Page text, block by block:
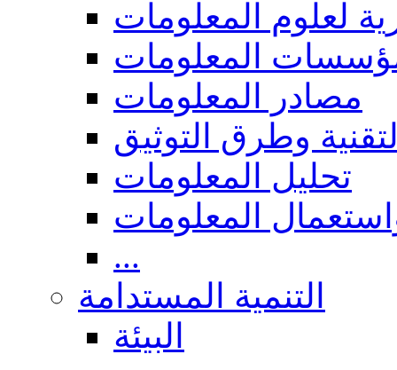
لعلوم المعلومات
المعلومات
مصادر المعلومات
وطرق التوثيق
تحليل المعلومات
المعلومات
...
التنمية المستدامة
البيئة